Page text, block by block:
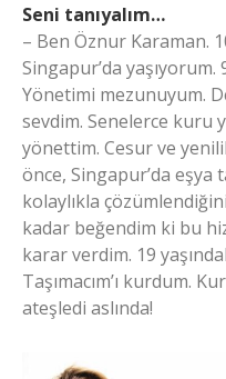
Seni tanıyalım…
– Ben Öznur Karaman.
Singapur’da
Yönetimi mezunuyum.
sevdim. Senelerce kuru
yönettim. Cesur ve
önce, Singapur’da eşya
kolaylıkla
kadar beğendim ki bu
karar verdim. 19
Taşımacım’ı kurdum.
ateşledi aslında!